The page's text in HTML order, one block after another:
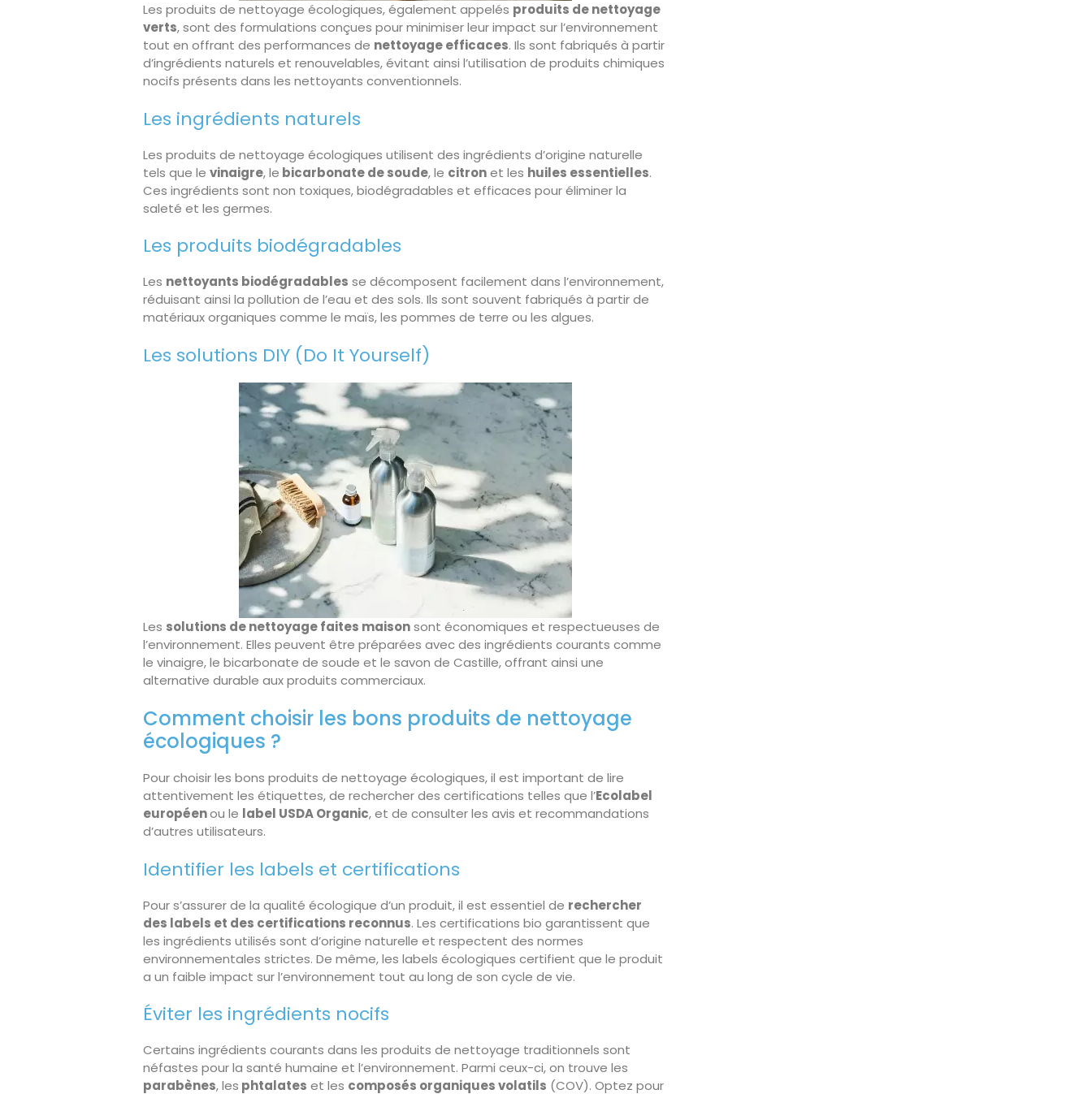
Les produits de nettoyage écologiques, également appelés produits de nettoyage
verts, sont des formulations conçues pour minimiser leur impact sur l’environnement
tout en offrant des performances de nettoyage efficaces. Ils sont fabriqués à partir
d’ingrédients naturels et renouvelables, évitant ainsi l’utilisation de produits chimiques
nocifs présents dans les nettoyants conventionnels.
Les ingrédients naturels
Les produits de nettoyage écologiques utilisent des ingrédients d’origine naturelle
tels que le vinaigre, le bicarbonate de soude, le citronet les huiles essentielles.
Ces ingrédients sont non toxiques, biodégradables et efficaces pour éliminer la
saleté et les germes.
Les produits biodégradables
Les nettoyants biodégradables se décomposent facilement dans l’environnement,
réduisant ainsi la pollution de l’eau et des sols. Ils sont souvent fabriqués à partir de
matériaux organiques comme le maïs, les pommes de terre ou les algues.
Les solutions DIY (Do It Yourself)
Les solutions de nettoyage faites maisonsont économiques et respectueuses de
l’environnement. Elles peuvent être préparées avec des ingrédients courants comme
le vinaigre, le bicarbonate de soude et le savon de Castille, offrant ainsi une
alternative durable aux produits commerciaux.
Comment choisir les bons produits de nettoyage
écologiques ?
Pour choisir les bons produits de nettoyage écologiques, il est important de lire
attentivement les étiquettes, de rechercher des certifications telles que l’Ecolabel
européenou le label USDA Organic, et de consulter les avis et recommandations
d’autres utilisateurs.
Identifier les labels et certifications
Pour s’assurer de la qualité écologique d’un produit, il est essentiel de rechercher
des labels et des certifications reconnus. Les certifications bio garantissent que
les ingrédients utilisés sont d’origine naturelle et respectent des normes
environnementales strictes. De même, les labels écologiques certifient que le produit
a un faible impact sur l’environnement tout au long de son cycle de vie.
Éviter les ingrédients nocifs
Certains ingrédients courants dans les produits de nettoyage traditionnels sont
néfastes pour la santé humaine et l’environnement. Parmi ceux-ci, on trouve les
parabènes, les phtalates et les composés organiques volatils (COV). Optez pour